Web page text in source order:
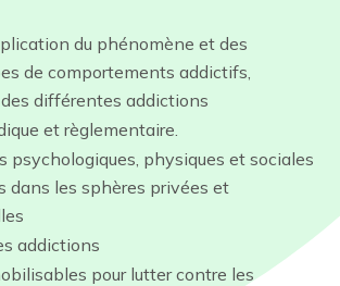
du phénomène et des
de comportements addictifs,
différentes addictions
et règlementaire.
psychologiques, physiques et sociales
dans les sphères privées et
addictions
pour lutter contre les